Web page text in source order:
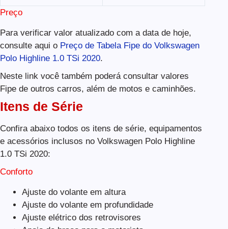
Preço
Para verificar valor atualizado com a data de hoje,
consulte aqui o Preço de Tabela Fipe do Volkswagen
Polo Highline 1.0 TSi 2020.
Neste link você também poderá consultar valores
Fipe de outros carros, além de motos e caminhões.
Itens de Série
Confira abaixo todos os itens de série, equipamentos
e acessórios inclusos no Volkswagen Polo Highline
1.0 TSi 2020:
Conforto
Ajuste do volante em altura
Ajuste do volante em profundidade
Ajuste elétrico dos retrovisores